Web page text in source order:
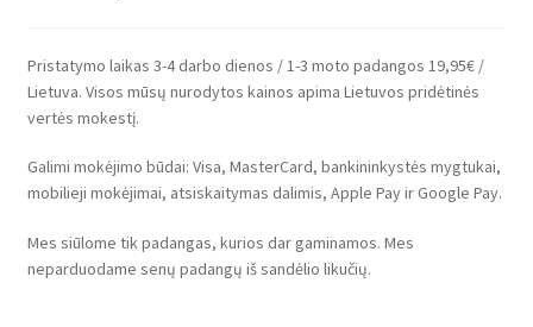
Pristatymo laikas 3-4 darbo dienos / 1-3 moto padangos 19,95€ /
Lietuva. Visos mūsų nurodytos kainos apima Lietuvos pridėtinės
vertės mokestį.
Galimi mokėjimo būdai: Visa, MasterCard, bankininkystės mygtukai,
mobilieji mokėjimai, atsiskaitymas dalimis, Apple Pay ir Google Pay.
Mes siūlome tik padangas, kurios dar gaminamos. Mes
neparduodame senų padangų iš sandėlio likučių.